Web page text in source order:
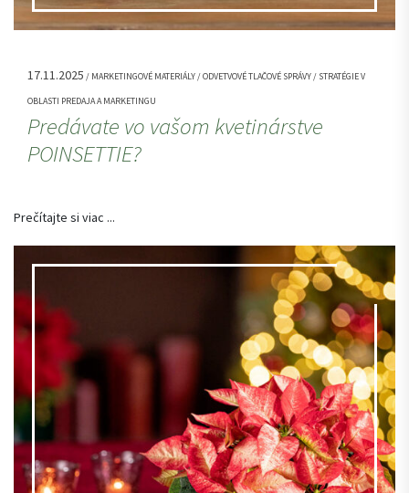
17.11.2025 / MARKETINGOVÉ MATERIÁLY / ODVETVOVÉ TLAČOVÉ SPRÁVY / STRATÉGIE V
OBLASTI PREDAJA A MARKETINGU
Predávate vo vašom kvetinárstve
POINSETTIE?
Prečítajte si viac ...